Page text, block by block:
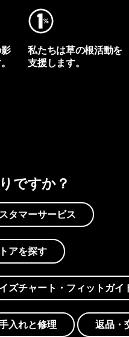
私たちは草の根活動を
支援します。
ですか？
タマーサービス
アを探す
ズチャート・フィットガイ
入れと修理 返品・